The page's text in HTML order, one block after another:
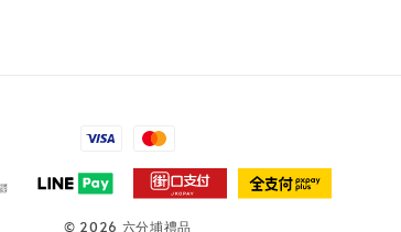
© 2026 六分埔禮品